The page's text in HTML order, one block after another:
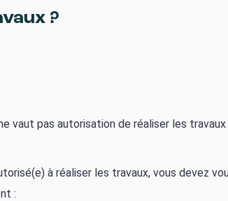
?
vaut pas autorisation de réaliser les
à réaliser les travaux, vous devez
: